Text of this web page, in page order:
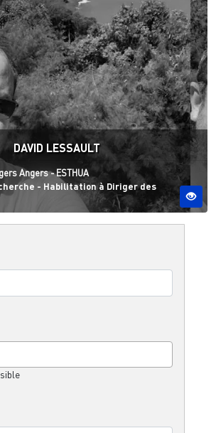
DAVID LESSAULT
ESOAngers - ESTHUA
- Habilitation à Diriger des